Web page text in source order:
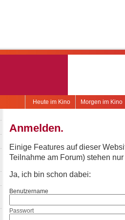
Morgen im Kino
Heute im Kino
Anmelden.
Einige Features auf dieser
Teilnahme am Forum) stehen
Ja, ich bin schon dabei:
Benutzername
Passwort